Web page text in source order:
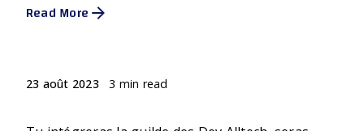
Read More
Posted by
23 août 2023 3 min read